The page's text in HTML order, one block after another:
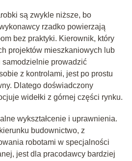
są zwykle niższe, bo
rzadko powierzają
bez praktyki. Kierownik, który
projektów mieszkaniowych lub
samodzielnie prowadzić
z kontrolami, jest po prostu
Dlatego doświadczony
widełki z górnej części rynku.
wykształcenie i uprawnienia.
budownictwo, z
robotami w specjalności
jest dla pracodawcy bardziej